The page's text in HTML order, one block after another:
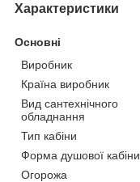
Характеристики
Основні
Виробник
Країна виробник
Вид сантехнічного
обладнання
Тип кабіни
Форма душової кабіни
Огорожа